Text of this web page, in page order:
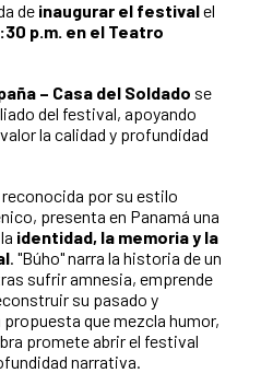
de inaugurar el festivalel
p.m. en el Teatro
– Casa del Soldado se
del festival, apoyando
la calidad y profundidad
reconocida por su estilo
presenta en Panamá una
identidad, la memoria y la
. "Búho" narra la historia de un
sufrir amnesia, emprende
su pasado y
propuesta que mezcla humor,
promete abrir el festival
narrativa.